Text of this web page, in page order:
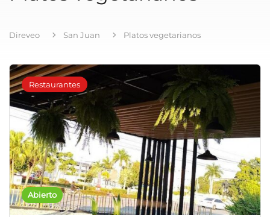
Direveo San Juan Platos vegetarianos
Abierto
Restaurantes